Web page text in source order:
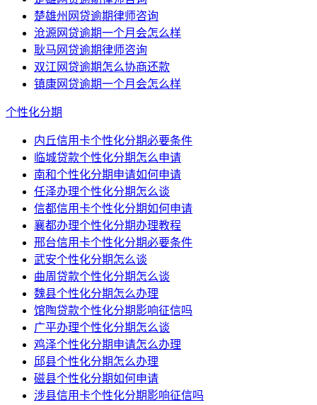
楚雄州网贷逾期律师咨询
沧源网贷逾期一个月会怎么样
耿马网贷逾期律师咨询
双江网贷逾期怎么协商还款
镇康网贷逾期一个月会怎么样
个性化分期
内丘信用卡个性化分期必要条件
临城贷款个性化分期怎么申请
南和个性化分期申请如何申请
任泽办理个性化分期怎么谈
信都信用卡个性化分期如何申请
襄都办理个性化分期办理教程
邢台信用卡个性化分期必要条件
武安个性化分期怎么谈
曲周贷款个性化分期怎么谈
魏县个性化分期怎么办理
馆陶贷款个性化分期影响征信吗
广平办理个性化分期怎么谈
鸡泽个性化分期申请怎么办理
邱县个性化分期怎么办理
磁县个性化分期如何申请
涉县信用卡个性化分期影响征信吗